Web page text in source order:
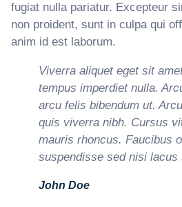
fugiat nulla pariatur. Excepteur
non proident, sunt in culpa qui
anim id est laborum.
Viverra aliquet eget sit
tempus imperdiet nulla.
arcu felis bibendum ut.
quis viverra nibh. Cursus
mauris rhoncus. Faucibus
suspendisse sed nisi lacus
John Doe